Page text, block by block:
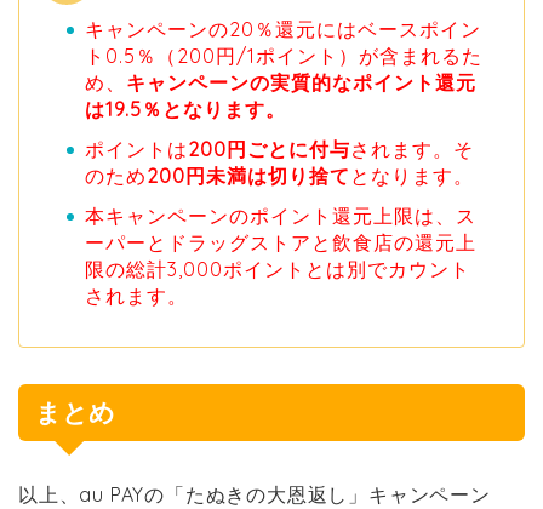
キャンペーンの20％還元にはベースポイン
ト0.5％（200円/1ポイント）が含まれるた
め、 キャンペーンの実質的なポイント還元
は19.5％となります。
ポイントは200円ごとに付与されます。そ
のため200円未満は切り捨て となります。
本キャンペーンのポイント還元上限は、ス
ーパーとドラッグストアと飲食店の還元上
限の総計3,000ポイントとは別でカウント
されます。
まとめ
以上、au PAYの「たぬきの大恩返し」キャンペーン